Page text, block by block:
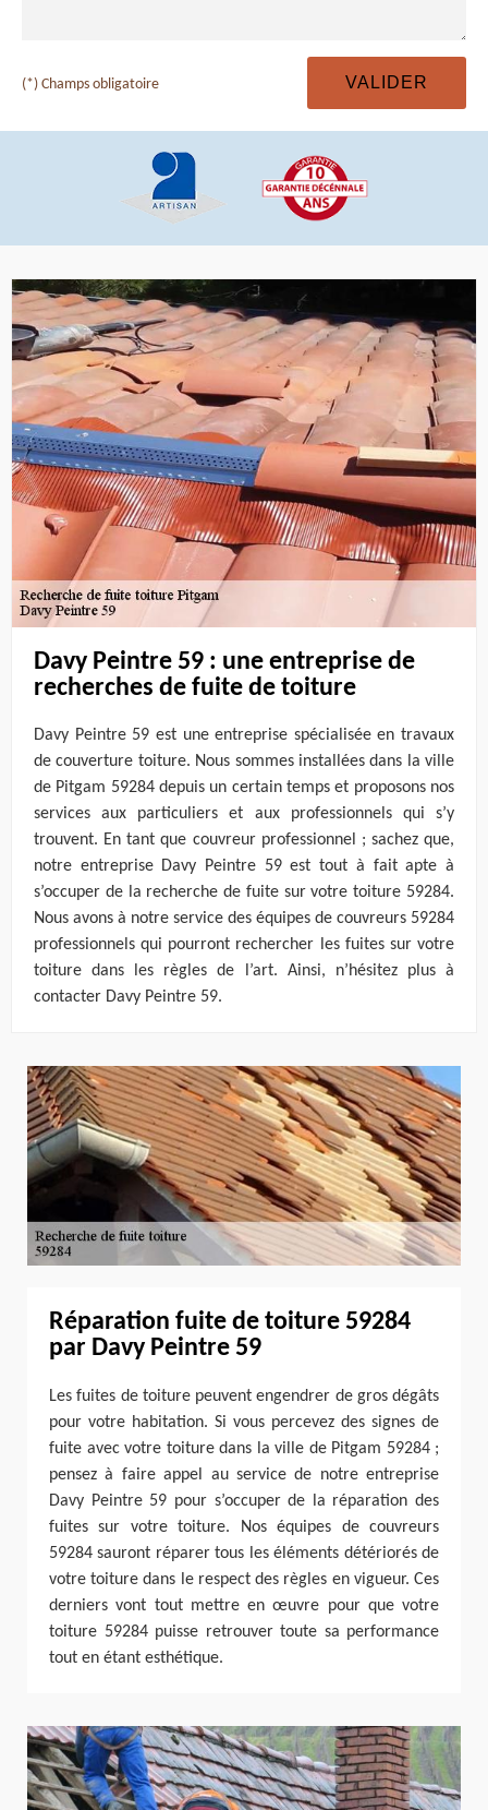
(*) Champs obligatoire
Davy Peintre 59 : une entreprise de
recherches de fuite de toiture
Davy Peintre 59 est une entreprise spécialisée en travaux
de couverture toiture. Nous sommes installées dans la ville
de Pitgam 59284 depuis un certain temps et proposons nos
services aux particuliers et aux professionnels qui s’y
trouvent. En tant que couvreur professionnel ; sachez que,
notre entreprise Davy Peintre 59 est tout à fait apte à
s’occuper de la recherche de fuite sur votre toiture 59284.
Nous avons à notre service des équipes de couvreurs 59284
professionnels qui pourront rechercher les fuites sur votre
toiture dans les règles de l’art. Ainsi, n’hésitez plus à
contacter Davy Peintre 59.
Réparation fuite de toiture 59284
par Davy Peintre 59
Les fuites de toiture peuvent engendrer de gros dégâts
pour votre habitation. Si vous percevez des signes de
fuite avec votre toiture dans la ville de Pitgam 59284 ;
pensez à faire appel au service de notre entreprise
Davy Peintre 59 pour s’occuper de la réparation des
fuites sur votre toiture. Nos équipes de couvreurs
59284 sauront réparer tous les éléments détériorés de
votre toiture dans le respect des règles en vigueur. Ces
derniers vont tout mettre en œuvre pour que votre
toiture 59284 puisse retrouver toute sa performance
tout en étant esthétique.